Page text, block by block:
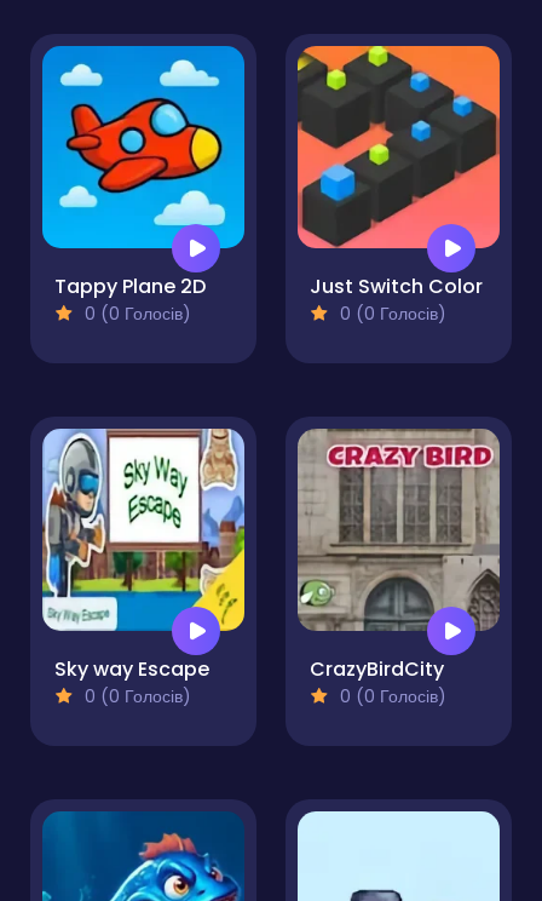
Tappy Plane 2D
0 (0 Голосів)
Just Switch Color
0 (0 Голосів)
Sky way Escape
0 (0 Голосів)
CrazyBirdCity
0 (0 Голосів)